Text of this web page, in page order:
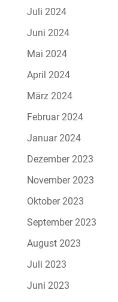
Juli 2024
Juni 2024
Mai 2024
April 2024
März 2024
Februar 2024
Januar 2024
Dezember 2023
November 2023
Oktober 2023
September 2023
August 2023
Juli 2023
Juni 2023